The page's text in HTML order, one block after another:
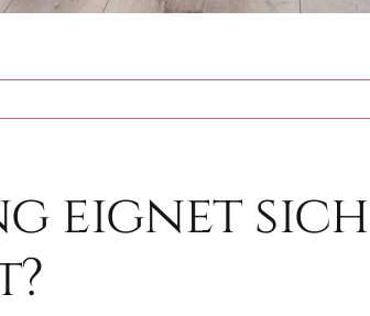
eignet